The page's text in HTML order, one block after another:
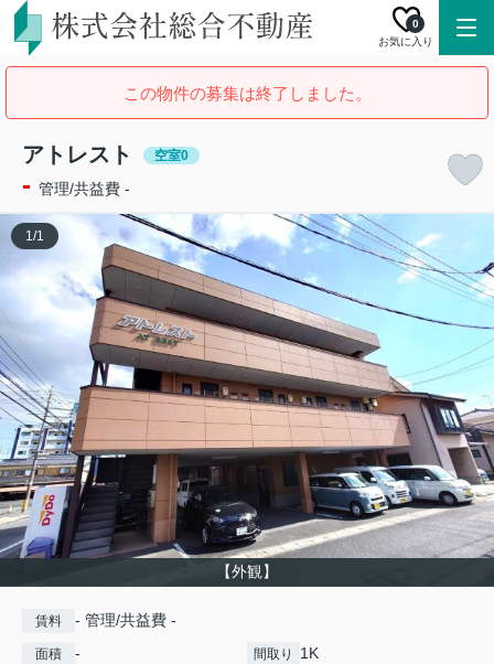
お気に入り
0
この物件の募集は終了しました。
アトレスト 空室0
- 管理/共益費 -
【外観】
1/1
賃料 - 管理/共益費 -
面積 - 間取り 1K